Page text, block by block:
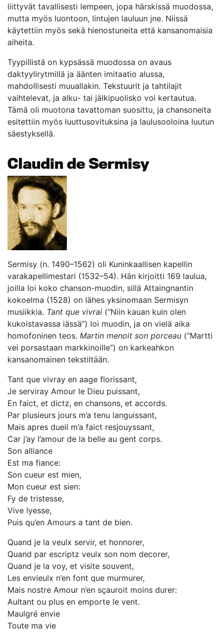
liittyvät tavallisesti lempeen, jopa härskissä muodossa,
mutta myös luontoon, lintujen lauluun jne. Niissä
käytettiin myös sekä hienostuneita että kansanomaisia
aiheita.
Tyypillistä on kypsässä muodossa on avaus
daktyylirytmillä ja äänten imitaatio alussa,
mahdollisesti muuallakin. Tekstuurit ja tahtilajit
vaihtelevat, ja alku- tai jälkipuolisko voi kertautua.
Tämä oli muotona tavattoman suosittu, ja chansoneita
esitettiin myös luuttusovituksina ja laulusooloina luutun
säestyksellä.
Claudin de Sermisy
Sermisy (n. 1490–1562) oli Kuninkaallisen kapellin
varakapellimestari (1532–54). Hän kirjoitti 169 laulua,
joilla loi koko chanson-muodin, sillä Attaingnantin
kokoelma (1528) on lähes yksinomaan Sermisyn
musiikkia. Tant que vivrai (“Niin kauan kuin olen
kukoistavassa iässä”) loi muodin, ja on vielä aika
homofoninen teos. Martin menoit son porceau (“Martti
vei porsastaan markkinoille”) on karkeahkon
kansanomainen tekstiltään.
Tant que vivray en aage florissant,
Je serviray Amour le Dieu puissant,
En faict, et dictz, en chansons, et accords.
Par plusieurs jours m’a tenu languissant,
Mais apres dueil m’a faict resjouyssant,
Car j’ay l’amour de la belle au gent corps.
Son alliance
Est ma fiance:
Son cueur est mien,
Mon cueur est sien:
Fy de tristesse,
Vive lyesse,
Puis qu’en Amours a tant de bien.
Quand je la veulx servir, et honnorer,
Quand par escriptz veulx son nom decorer,
Quand je la voy, et visite souvent,
Les envieulx n’en font que murmurer,
Mais nostre Amour n’en sçauroit moins durer:
Aultant ou plus en emporte le vent.
Maulgré envie
Toute ma vie